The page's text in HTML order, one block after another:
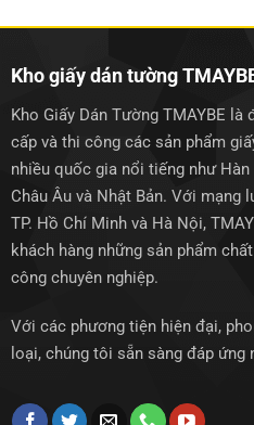
Kho giấy dán tường
Kho Giấy Dán Tường TMAYBE
cấp và thi công các sản phẩm
nhiều quốc gia nổi tiếng như
Châu Âu và Nhật Bản. Với mạng
TP. Hồ Chí Minh và Hà Nội,
khách hàng những sản phẩm
công chuyên nghiệp.
Với các phương tiện hiện đại,
loại, chúng tôi sẵn sàng đáp ứng